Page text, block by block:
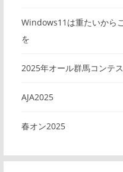
Windows11は重たいから
を
2025年オール群馬コンテ
AJA2025
春オン2025